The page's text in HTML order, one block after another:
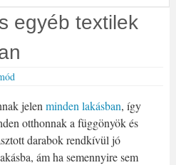
egyéb textilek
jelen minden lakásban, így
otthonnak a függönyök és
darabok rendkívül jó
ám ha semennyire sem